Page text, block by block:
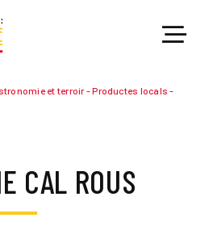
et terroir-Productes locals -
CAL ROUS